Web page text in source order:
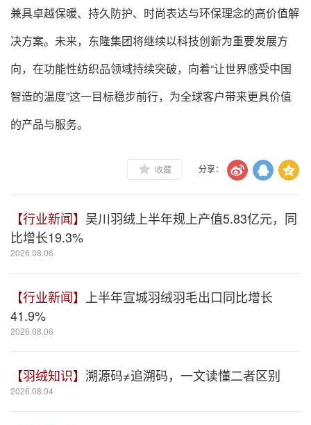
兼具卓越保暖、持久防护、时尚表达与环保理念的高价值解
决方案。未来，东隆集团将继续以科技创新为重要发展方
向，在功能性纺织品领域持续突破，向着“让世界感受中国
智造的温度”这一目标稳步前行，为全球客户带来更具价值
的产品与服务。
收藏 分享：
【行业新闻】 吴川羽绒上半年规上产值5.83亿元，同
比增长19.3%
2026.08.06
【行业新闻】 上半年宣城羽绒羽毛出口同比增长
41.9%
2026.08.06
【羽绒知识】 溯源码≠追溯码，一文读懂二者区别
2026.08.04